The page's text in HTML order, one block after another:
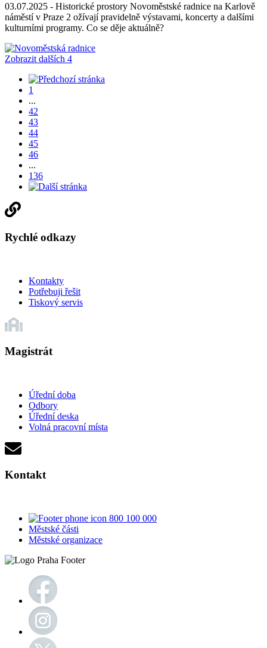
03.07.2025 - Historické prostory Novoměstské radnice na Karlově
náměstí v Praze 2 ožívají pravidelně výstavami, koncerty a dalšími
kulturními programy. Co se děje aktuálně?
Zobrazit dalších 4
1
...
42
43
44
45
46
...
136
Rychlé odkazy
Kontakty
Potřebuji řešit
Tiskový servis
Magistrát
Úřední doba
Odbory
Úřední deska
Volná pracovní místa
Kontakt
800 100 000
Městské části
Městské organizace